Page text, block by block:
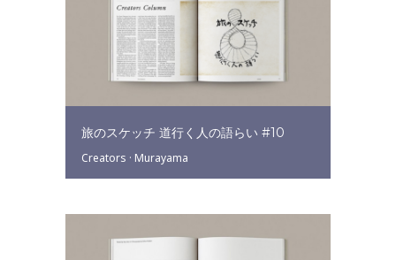
旅のスケッチ 道行く人の語らい #10
Creators · Murayama